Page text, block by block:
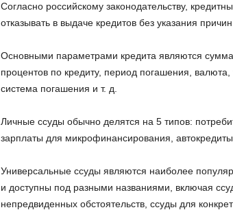
Согласно российскому законодательству,
отказывать в выдаче кредитов без указания причин.
Основными параметрами кредита являются
процентов по кредиту, период погашения,
система погашения и т. д.
Личные ссуды обычно делятся на 5 типов:
зарплаты для микрофинансирования,
Универсальные ссуды являются наиболее
и доступны под разными названиями, включая
непредвиденных обстоятельств, ссуды для